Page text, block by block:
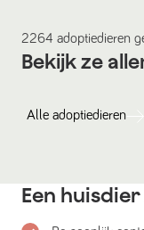
2264 adoptiedieren
Bekijk ze
Alle adoptiedieren
Een